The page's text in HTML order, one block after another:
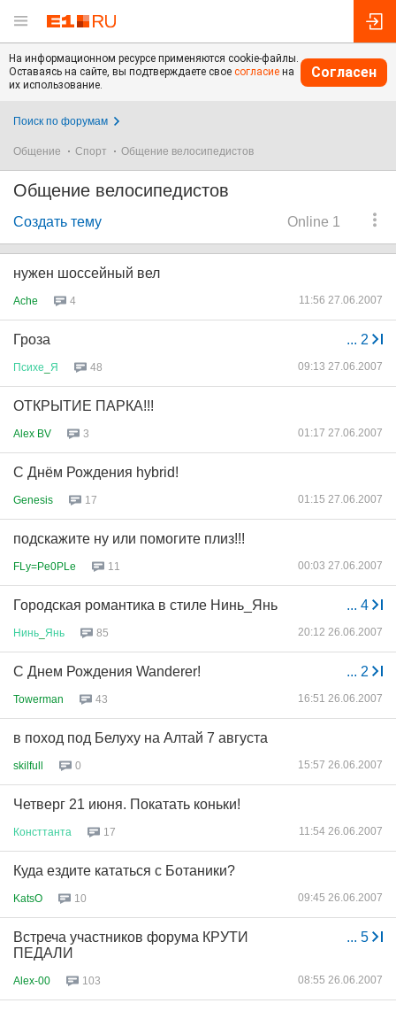
На информационном ресурсе применяются cookie-файлы.
Оставаясь на сайте, вы подтверждаете свое согласие на
их использование.
Согласен
Поиск по форумам
Общение Спорт Общение велосипедистов
Общение велосипедистов
Online 1
Создать тему
нужен шоссейный вел
Ache 4 11:56 27.06.2007
... 2
Гроза
Психе Я 48 09:13 27.06.2007
ОТКРЫТИЕ ПАРКА!!!
Alex BV 3 01:17 27.06.2007
С Днём Рождения hybrid!
Genesis 17 01:15 27.06.2007
подскажите ну или помогите плиз!!!
FLy=Pe0PLe 11 00:03 27.06.2007
... 4
Городская романтика в стиле Нинь_Янь
Нинь Янь 85 20:12 26.06.2007
... 2
С Днем Рождения Wanderer!
Towerman 43 16:51 26.06.2007
в поход под Белуху на Алтай 7 августа
skilfull 0 15:57 26.06.2007
Четверг 21 июня. Покатать коньки!
Консттанта 17 11:54 26.06.2007
Куда ездите кататься с Ботаники?
KatsO 10 09:45 26.06.2007
... 5
Встреча участников форума КРУТИ
ПЕДАЛИ
Alex-00 103 08:55 26.06.2007